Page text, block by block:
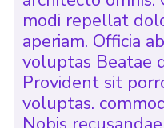
modi repellat
aperiam. Officia
voluptas Beatae
Provident sit
voluptas.